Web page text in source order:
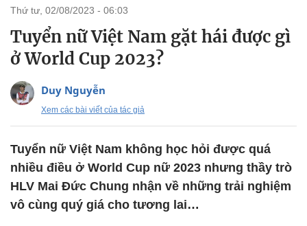
thứ tư, 02/08/2023 - 06:03
Tuyển nữ Việt Nam gặt hái được gì
ở World Cup 2023?
Duy Nguyễn
Xem các bài viết của tác giả
Tuyển nữ Việt Nam không học hỏi được quá
nhiều điều ở World Cup nữ 2023 nhưng thầy trò
HLV Mai Đức Chung nhận về những trải nghiệm
vô cùng quý giá cho tương lai…